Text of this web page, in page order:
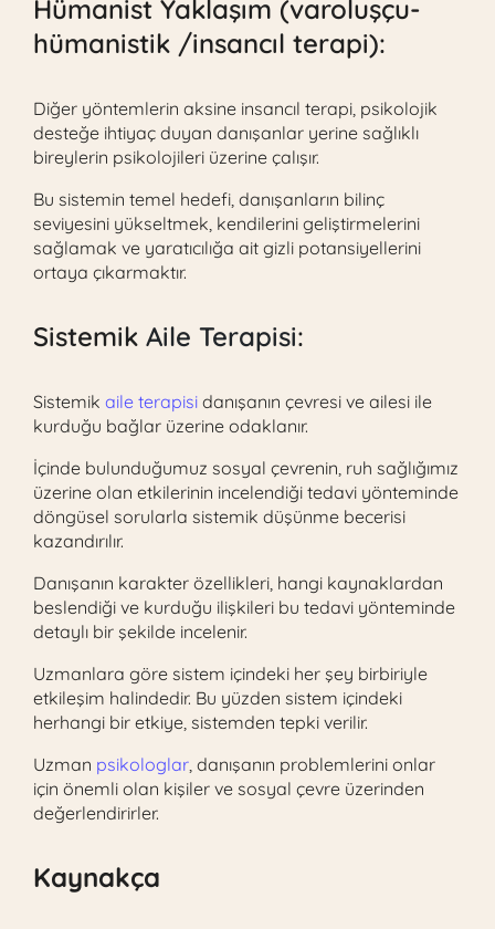
Hümanist Yaklaşım (varoluşçu-
hümanistik /insancıl terapi):
Diğer yöntemlerin aksine insancıl terapi, psikolojik
desteğe ihtiyaç duyan danışanlar yerine sağlıklı
bireylerin psikolojileri üzerine çalışır.
Bu sistemin temel hedefi, danışanların bilinç
seviyesini yükseltmek, kendilerini geliştirmelerini
sağlamak ve yaratıcılığa ait gizli potansiyellerini
ortaya çıkarmaktır.
Sistemik Aile Terapisi:
Sistemik aile terapisi danışanın çevresi ve ailesi ile
kurduğu bağlar üzerine odaklanır.
İçinde bulunduğumuz sosyal çevrenin, ruh sağlığımız
üzerine olan etkilerinin incelendiği tedavi yönteminde
döngüsel sorularla sistemik düşünme becerisi
kazandırılır.
Danışanın karakter özellikleri, hangi kaynaklardan
beslendiği ve kurduğu ilişkileri bu tedavi yönteminde
detaylı bir şekilde incelenir.
Uzmanlara göre sistem içindeki her şey birbiriyle
etkileşim halindedir. Bu yüzden sistem içindeki
herhangi bir etkiye, sistemden tepki verilir.
Uzman psikologlar, danışanın problemlerini onlar
için önemli olan kişiler ve sosyal çevre üzerinden
değerlendirirler.
Kaynakça